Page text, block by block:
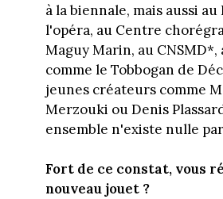
à la biennale, mais aussi au
l'opéra, au Centre
Maguy Marin, au CNSMD*,
comme le Tobbogan de
jeunes créateurs comme
Merzouki ou Denis
ensemble n'existe nulle
Fort de ce constat, vous
nouveau jouet ?